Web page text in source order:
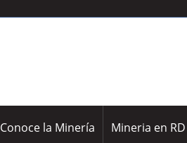
Conoce la Minería Mineria en RD